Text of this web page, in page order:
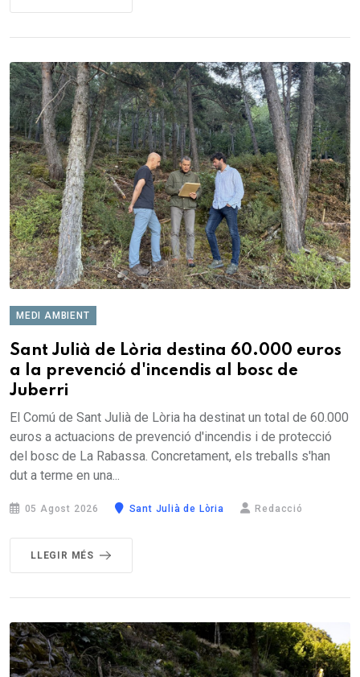
MEDI AMBIENT
Sant Julià de Lòria destina 60.000 euros
a la prevenció d'incendis al bosc de
Juberri
El Comú de Sant Julià de Lòria ha destinat un total de 60.000
euros a actuacions de prevenció d'incendis i de protecció
del bosc de La Rabassa. Concretament, els treballs s'han
dut a terme en una...
05 Agost 2026 Sant Julià de Lòria Redacció
LLEGIR MÉS